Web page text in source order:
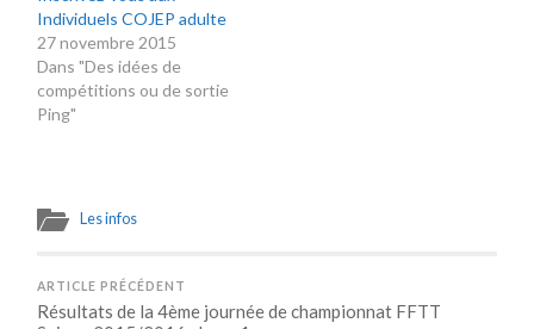
Individuels COJEP adulte
27 novembre 2015
Dans "Des idées de
compétitions ou de sortie
Ping"
Les infos
ARTICLE PRÉCÉDENT
Résultats de la 4ème journée de championnat FFTT